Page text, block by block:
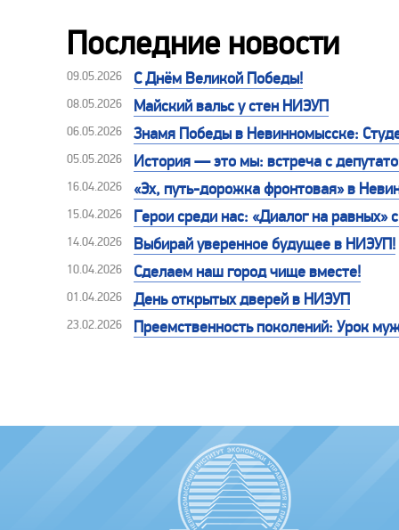
Последние новости
09.05.2026 С Днём Великой Победы!
08.05.2026 Майский вальс у стен НИЭУП
06.05.2026 Знамя Победы в Невинномысске:
05.05.2026 История — это мы: встреча с
16.04.2026 «Эх, путь-дорожка фронтовая» в
15.04.2026 Герои среди нас: «Диалог на
14.04.2026 Выбирай уверенное будущее в НИЭУП!
10.04.2026 Сделаем наш город чище вместе!
01.04.2026 День открытых дверей в НИЭУП
23.02.2026 Преемственность поколений: Урок